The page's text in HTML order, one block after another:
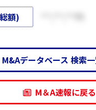
額)
M&Aデータベース 検索
M＆A速報に戻る